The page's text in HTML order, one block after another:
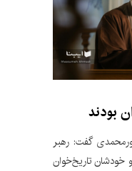
بودند
گفت: رهبر
خودشان تاریخ‌خوان